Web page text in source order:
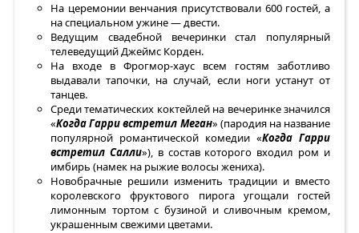
На церемонии венчания присутствовали 600 гостей, а
на специальном ужине — двести.
Ведущим свадебной вечеринки стал популярный
телеведущий Джеймс Корден.
На входе в Фрогмор-хаус всем гостям заботливо
выдавали тапочки, на случай, если ноги устанут от
танцев.
Среди тематических коктейлей на вечеринке значился
«Когда Гарри встретил Меган» (пародия на название
популярной романтической комедии «Когда Гарри
встретил Салли»), в состав которого входил ром и
имбирь (намек на рыжие волосы жениха).
Новобрачные решили изменить традиции и вместо
королевского фруктового пирога угощали гостей
лимонным тортом с бузиной и сливочным кремом,
украшенным свежими цветами.